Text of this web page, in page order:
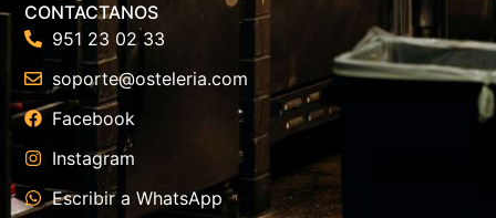
CONTACTANOS
951 23 02 33
soporte@osteleria.com
Facebook
Instagram
Escribir a WhatsApp